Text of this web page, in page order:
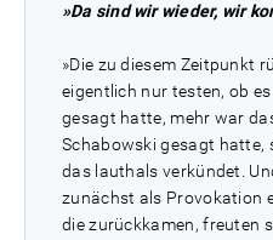
»Da sind wir wieder, wir
»Die zu diesem Zeitpunkt
eigentlich nur testen, ob
gesagt hatte, mehr war
Schabowski gesagt hatte,
das lauthals verkündet.
zunächst als Provokation
die zurückkamen, freuten